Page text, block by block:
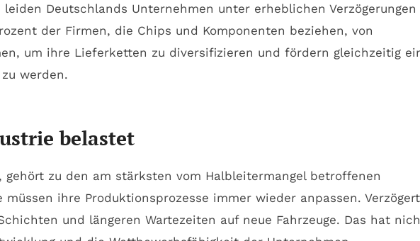
Deutschlands Unternehmen unter erheblichen Verzögerungen
der Firmen, die Chips und Komponenten beziehen, von
um ihre Lieferketten zu diversifizieren und fördern gleichzeitig
werden.
belastet
, gehört zu den am stärksten vom Halbleitermangel betroffenen
ihre Produktionsprozesse immer wieder anpassen.
und längeren Wartezeiten auf neue Fahrzeuge. Das hat